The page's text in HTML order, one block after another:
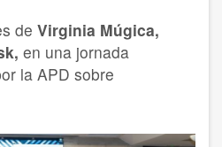
de Virginia Múgica,
en una jornada
la APD sobre